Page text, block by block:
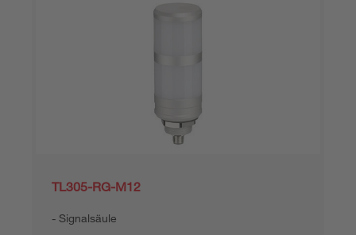
TL305-RG-M12
Signalsäule